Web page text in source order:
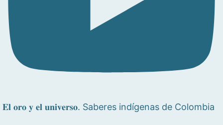
𝐄𝐥 𝐨𝐫𝐨 𝐲 𝐞𝐥 𝐮𝐧𝐢𝐯𝐞𝐫𝐬𝐨. Saberes indígenas de Colombia